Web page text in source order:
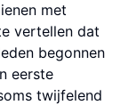
met
vertellen dat
begonnen
eerste
twijfelend